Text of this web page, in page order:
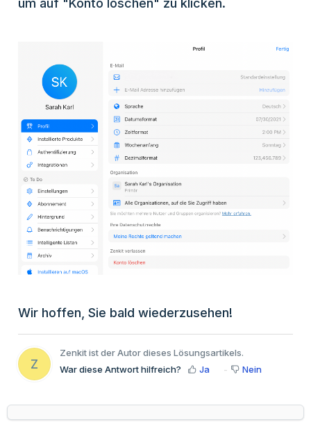
um auf "Konto löschen" zu klicken.
Wir hoffen, Sie bald wiederzusehen!
Z
Zenkit ist der Autor dieses Lösungsartikels.
War diese Antwort hilfreich?
Ja Nein